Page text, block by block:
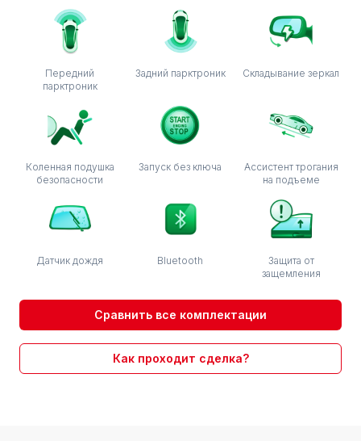
Передний
парктроник
Задний парктроник Складывание зеркал
Коленная подушка
безопасности
Запуск без ключа
Ассистент трогания
на подъеме
Датчик дождя Bluetooth
Защита от
защемления
Сравнить все комплектации
Как проходит сделка?